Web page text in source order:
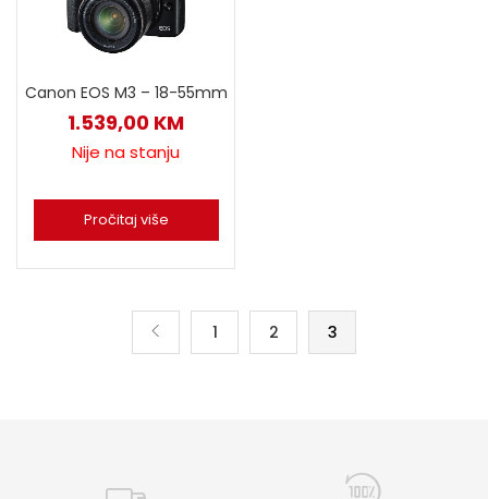
Canon EOS M3 – 18-55mm
1.539,00 KM
Nije na stanju
Pročitaj više
1 2 3